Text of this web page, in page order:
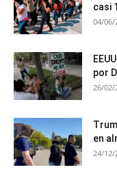
casi
04/06/
por
26/02/
en
24/12/